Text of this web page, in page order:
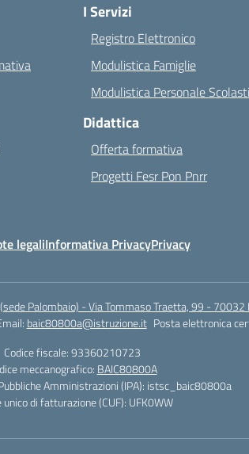
I Servizi
Registro Elettronico
Modulistica Famiglie
Modulistica Personale
Didattica
Offerta formativa
Progetti Fesr Pon Pnrr
legaliInformativa PrivacyPrivacy
Palombaio) - Via Tommaso Traetta, 99 -
baic80800a@istruzione.it Posta elettronica
Codice fiscale: 93360210723
meccanografico: BAIC80800A
Amministrazioni (IPA): istsc_baic80800a
unico di fatturazione (CUF): UFK0WW